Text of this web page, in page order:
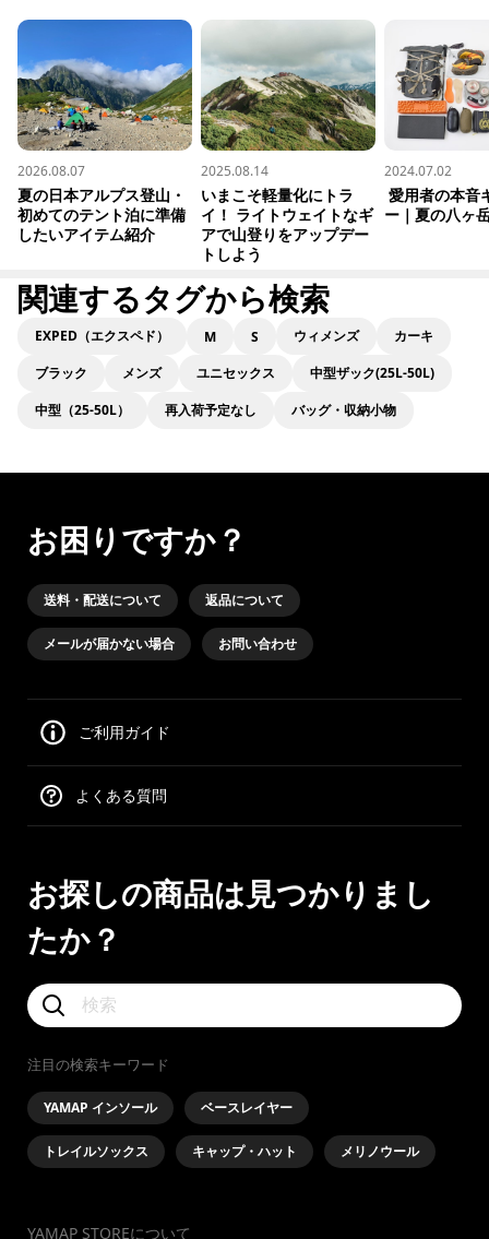
2026.08.07
夏の日本アルプス登山・
初めてのテント泊に準備
したいアイテム紹介
2025.08.14
いまこそ軽量化にトラ
イ！ ライトウェイトなギ
アで山登りをアップデー
トしよう
2024.07.02
ー｜夏の八ヶ
関連するタグから検索
EXPED（エクスペド） M S ウィメンズ
カーキ
ブラック
メンズ ユニセックス
中型ザック(25L-50L)
中型（25-50L）
再入荷予定なし バッグ・収納小物
お困りですか？
送料・配送について 返品について
メールが届かない場合 お問い合わせ
ご利用ガイド
よくある質問
お探しの商品は見つかりまし
たか？
注目の検索キーワード
YAMAP インソール ベースレイヤー
トレイルソックス キャップ・ハット メリノウール
YAMAP STOREについて